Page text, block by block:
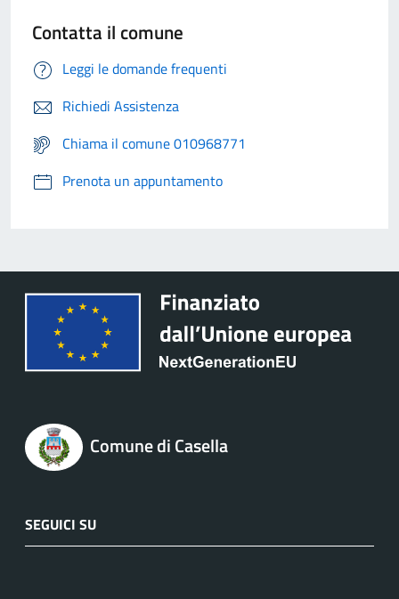
Contatta il comune
Leggi le domande frequenti
Richiedi Assistenza
Chiama il comune 010968771
Prenota un appuntamento
Comune di Casella
SEGUICI SU